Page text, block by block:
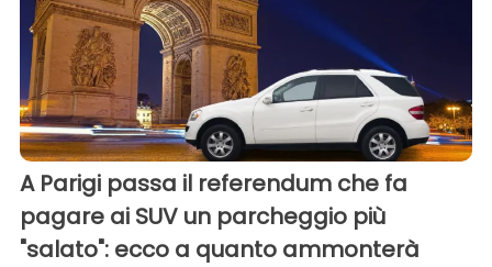
A Parigi passa il referendum che fa
pagare ai SUV un parcheggio più
"salato": ecco a quanto ammonterà